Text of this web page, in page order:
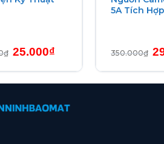
hơn nhiều so với việc mua thẻ từ
Khi mua cả
₫ Giá
gốc
25.000₫
25.000₫.
5A Tích
350.000₫